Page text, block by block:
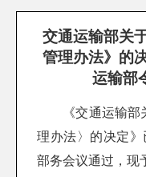
交通运输部关
管理办法》的
运输部
《交通运输部
理办法〉 的决定
部务会议通过，现